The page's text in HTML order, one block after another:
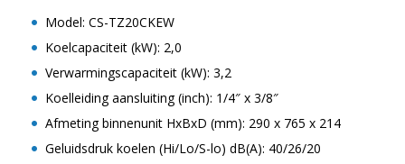
Model: CS-TZ20CKEW
Koelcapaciteit (kW): 2,0
Verwarmingscapaciteit (kW): 3,2
Koelleiding aansluiting (inch): 1/4″ x 3/8″
Afmeting binnenunit HxBxD (mm): 290 x 765 x 214
Geluidsdruk koelen (Hi/Lo/S-lo) dB(A): 40/26/20